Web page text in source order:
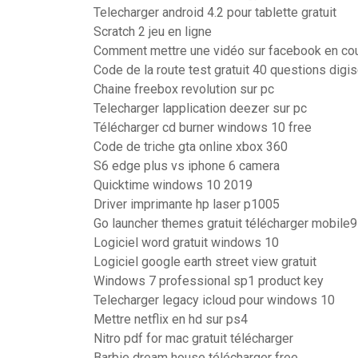
Telecharger android 4.2 pour tablette gratuit
Scratch 2 jeu en ligne
Comment mettre une vidéo sur facebook en
Code de la route test gratuit 40 questions
Chaine freebox revolution sur pc
Telecharger lapplication deezer sur pc
Télécharger cd burner windows 10 free
Code de triche gta online xbox 360
S6 edge plus vs iphone 6 camera
Quicktime windows 10 2019
Driver imprimante hp laser p1005
Go launcher themes gratuit télécharger mobile9
Logiciel word gratuit windows 10
Logiciel google earth street view gratuit
Windows 7 professional sp1 product key
Telecharger legacy icloud pour windows 10
Mettre netflix en hd sur ps4
Nitro pdf for mac gratuit télécharger